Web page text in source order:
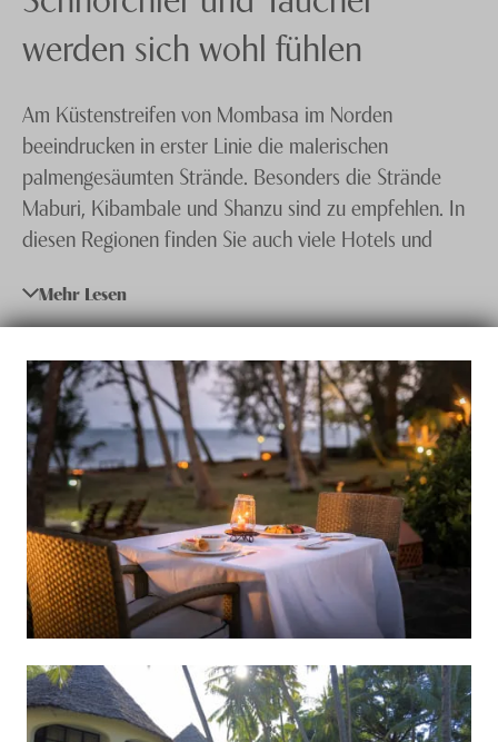
Südafrika
Tansania & Sansibar
Uganda
Zambia & Zimbabwe
Knecht Gruppe
Impressum
Jobs
werden sich wohl fühlen
Am Küstenstreifen von Mombasa im Norden
beeindrucken in erster Linie die malerischen
palmengesäumten Strände. Besonders die Strände
Maburi, Kibambale und Shanzu sind zu empfehlen. In
diesen Regionen finden Sie auch viele Hotels und
bei Schnorchlern und Tauchern sehr beliebt, es gibt
hier eine bunte und schillernde Unterwasserwelt. Das
Wasser ist nur selten kälter als 20 °C. Bei Ebbe
können Sie wunderschöne Spaziergänge unternehmen.
Mombasa Nord Reisen sind Ferien im Paradies.
UnsereSpezialistenberaten Sie sehr gerne und
beantworten Ihnen alle offenen Fragen.
Mehr Lesen